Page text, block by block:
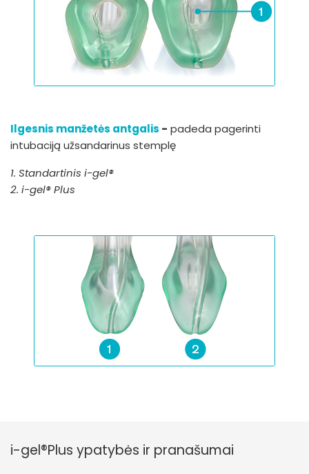
Ilgesnis manžetės antgalis - padeda pagerinti
intubaciją užsandarinus stemplę
1. Standartinis i-gel®
2. i-gel® Plus
i-gel®Plus ypatybės ir pranašumai